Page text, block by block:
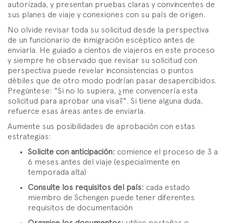
autorizada, y presentan pruebas claras y convincentes de
sus planes de viaje y conexiones con su país de origen.
No olvide revisar toda su solicitud desde la perspectiva
de un funcionario de inmigración escéptico antes de
enviarla. He guiado a cientos de viajeros en este proceso
y siempre he observado que revisar su solicitud con
perspectiva puede revelar inconsistencias o puntos
débiles que de otro modo podrían pasar desapercibidos.
Pregúntese: "Si no lo supiera, ¿me convencería esta
solicitud para aprobar una visa?". Si tiene alguna duda,
refuerce esas áreas antes de enviarla.
Aumente sus posibilidades de aprobación con estas
estrategias:
Solicite con anticipación: comience el proceso de 3 a
6 meses antes del viaje (especialmente en
temporada alta)
Consulte los requisitos del país: cada estado
miembro de Schengen puede tener diferentes
requisitos de documentación